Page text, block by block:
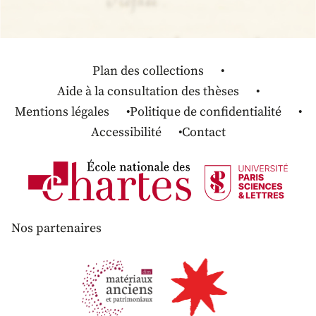
Plan des collections
Aide à la consultation des thèses
Mentions légales
Politique de confidentialité
Accessibilité
Contact
Nos partenaires